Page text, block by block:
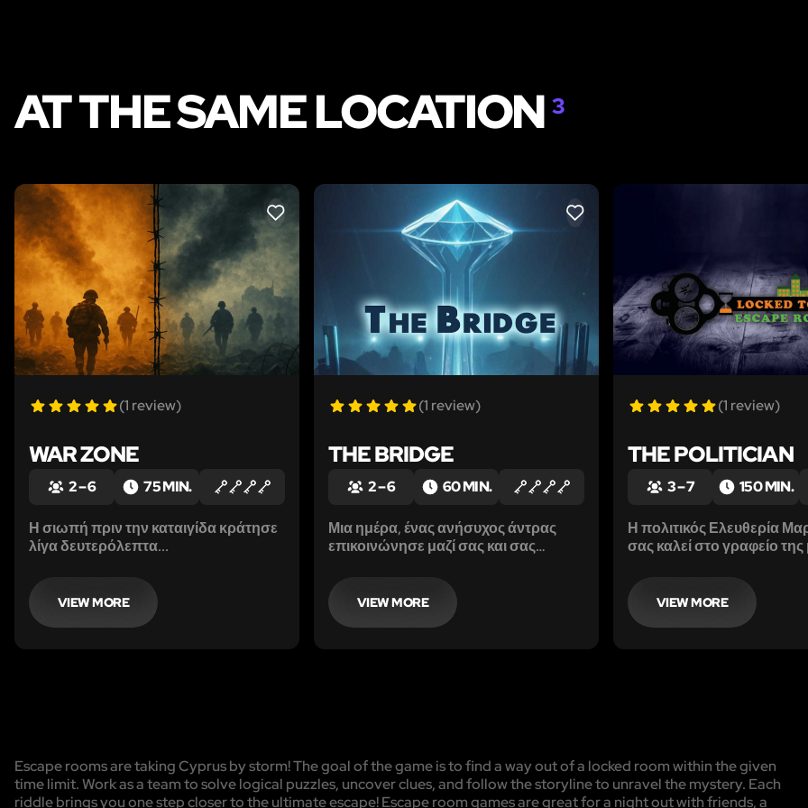
AT THE SAME LOCATION3
LIKE
(1 review)
WAR ZONE
2 – 6 75 MIN.
Η σιωπή πριν την καταιγίδα κράτησε
λίγα δευτερόλεπτα...
VIEW MORE
LIKE
(1 review)
THE BRIDGE
2 – 6 60 MIN.
Μια ημέρα, ένας ανήσυχος άντρας
επικοινώνησε μαζί σας και σας
του για να βρείτε ενδεχόμενα στοιχεία
που θα μπορούσαν να σας
οδηγήσουν στην εξαφανισμένη
VIEW MORE
(1 review)
THE POLITICIAN
3 – 7 150 MIN.
Η πολιτικός Ελευθερία
σας καλεί στο γραφείο της
VIEW MORE
Escape rooms are taking Cyprus by storm! The goal of the game is to find a way out of a locked room within the given
time limit. Work as a team to solve logical puzzles, uncover clues, and follow the storyline to unravel the mystery. Each
riddle brings you one step closer to the ultimate escape! Escape room games are great for a night out with friends, a